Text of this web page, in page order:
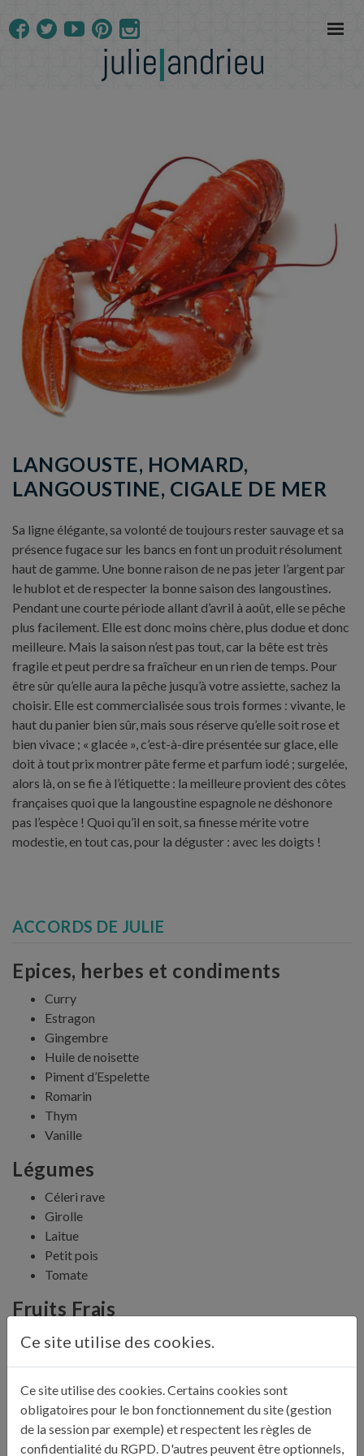
LANGOUSTE, HOMARD,
LANGOUSTINE, CIGALE DE MER
Sa ligne élégante, sa volonté de toujours rester sauvage et sa
présence fugace sur les bancs en font un produit résolument
haut de gamme. Une bonne raison de ne pas jeter l’argent par
le hublot et de respecter la bonne saison des langoustines.
Pendant une courte période allant d’avril à août, elle se pêche
plus facilement. Elle est donc moins chère, plus dodue et donc
meilleure. Mais la saison n’est pas tout, car la bête est très
fragile et peut perdre sa fraîcheur en un rien de temps. Pour
être sûr qu’elle aura la pêche jusqu’à votre assiette, sachez la
choisir. Elle est commercialisée sous trois formes : vivante, le
haut du panier bien sûr, mais sous réserve qu’elle soit rose et
bien vivace ; « glacée », c’est-à-dire présentée sur glace, elle
doit à tout prix montrer pâte ferme et parfum iodé ; surgelée,
alors là, on se fie à l’étiquette : la meilleure provient des côtes
françaises quoi que la langoustine espagnole ne déshonore
pas l’espèce ! Quoi qu’il en soit, sa finesse mérite votre
modestie, en tout cas, pour la déguster : avec les doigts !
ACCORDS DE JULIE
Epices, herbes et condiments
Curry
Estragon
Gingembre
Huile de noisette
Piment d’Espelette
Romarin
Thym
Vanille
Légumes
Céleri rave
Girolle
Laitue
Petit pois
Tomate
Fruits Frais
Citron
Pomme verte
Viandes
Ce site utilise des cookies.
Ce site utilise des cookies. Certains cookies sont
obligatoires pour le bon fonctionnement du site (gestion
de la session par exemple) et respectent les règles de
confidentialité du RGPD. D'autres peuvent être optionnels,